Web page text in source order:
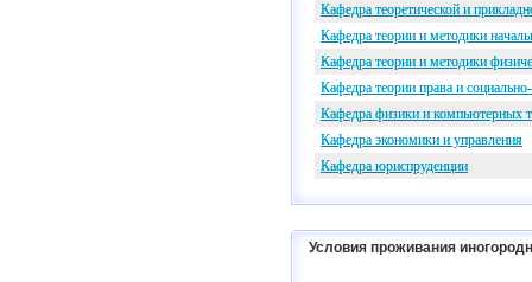
Кафедра теоретической и
Кафедра теории и методики
Кафедра теории и методики
Кафедра теории права и
Кафедра физики и компьютерных
Кафедра экономики и управления
Кафедра юриспруденции
Условия проживания